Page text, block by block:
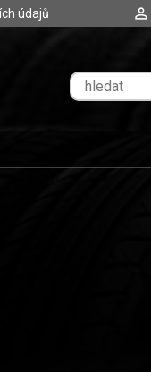
údajů